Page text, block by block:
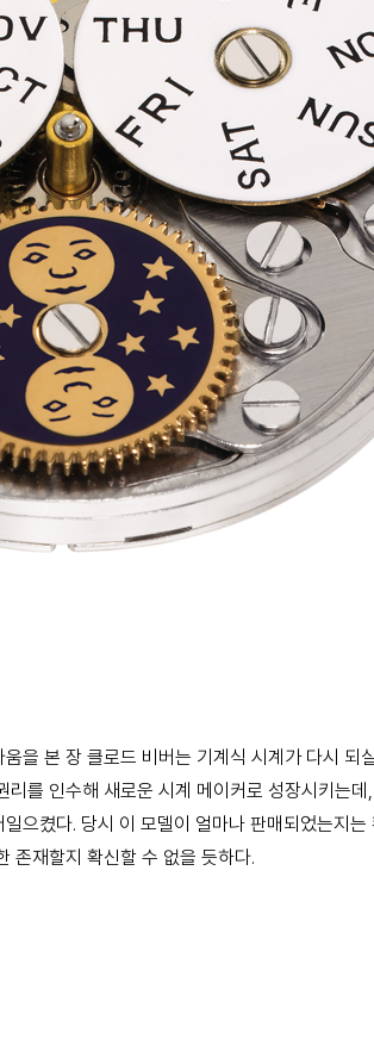
움을 본 장 클로드 비버는 기계식 시계가 다시 되
리를 인수해 새로운 시계 메이커로 성장시키는
일으켰다. 당시 이 모델이 얼마나 판매되었는지는
존재할지 확신할 수 없을 듯하다.